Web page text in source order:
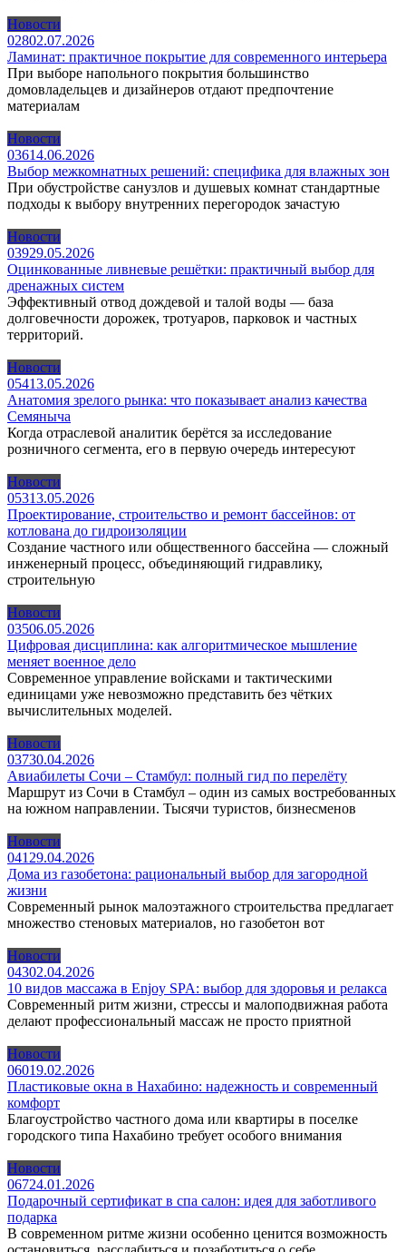
Новости
02802.07.2026
Ламинат: практичное покрытие для современного интерьера
При выборе напольного покрытия большинство
домовладельцев и дизайнеров отдают предпочтение
материалам
Новости
03614.06.2026
Выбор межкомнатных решений: специфика для влажных зон
При обустройстве санузлов и душевых комнат стандартные
подходы к выбору внутренних перегородок зачастую
Новости
03929.05.2026
Оцинкованные ливневые решётки: практичный выбор для
дренажных систем
Эффективный отвод дождевой и талой воды — база
долговечности дорожек, тротуаров, парковок и частных
территорий.
Новости
05413.05.2026
Анатомия зрелого рынка: что показывает анализ качества
Семяныча
Когда отраслевой аналитик берётся за исследование
розничного сегмента, его в первую очередь интересуют
Новости
05313.05.2026
Проектирование, строительство и ремонт бассейнов: от
котлована до гидроизоляции
Создание частного или общественного бассейна — сложный
инженерный процесс, объединяющий гидравлику,
строительную
Новости
03506.05.2026
Цифровая дисциплина: как алгоритмическое мышление
меняет военное дело
Современное управление войсками и тактическими
единицами уже невозможно представить без чётких
вычислительных моделей.
Новости
03730.04.2026
Авиабилеты Сочи – Стамбул: полный гид по перелёту
Маршрут из Сочи в Стамбул – один из самых востребованных
на южном направлении. Тысячи туристов, бизнесменов
Новости
041 29.04.2026
Дома из газобетона: рациональный выбор для загородной
жизни
Современный рынок малоэтажного строительства предлагает
множество стеновых материалов, но газобетон вот
Новости
04302.04.2026
10 видов массажа в Enjoy SPA: выбор для здоровья и релакса
Современный ритм жизни, стрессы и малоподвижная работа
делают профессиональный массаж не просто приятной
Новости
06019.02.2026
Пластиковые окна в Нахабино: надежность и современный
комфорт
Благоустройство частного дома или квартиры в поселке
городского типа Нахабино требует особого внимания
Новости
06724.01.2026
Подарочный сертификат в спа салон: идея для заботливого
подарка
В современном ритме жизни особенно ценится возможность